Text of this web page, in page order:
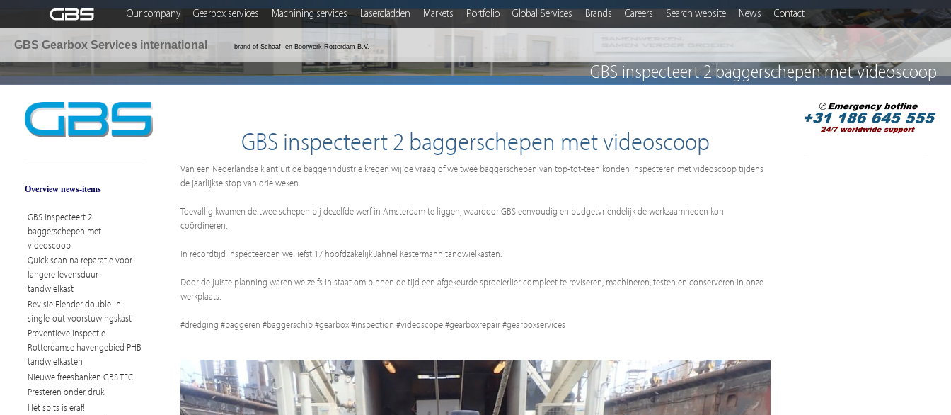
Our company Gearbox services Machining services Lasercladden Markets Portfolio Global Services Brands Careers Search website News Contact
GBS Gearbox Services international brand of Schaaf- en Boorwerk Rotterdam B.V.
Overview news-items
GBS inspecteert 2
baggerschepen met
videoscoop
Quick scan na reparatie voor
langere levensduur
tandwielkast
Revisie Flender double-in-
single-out voorstuwingskast
Preventieve inspectie
Rotterdamse havengebied PHB
tandwielkasten
Nieuwe freesbanken GBS TEC
Presteren onder druk
Het spits is eraf!
GBS inspecteert 2 baggerschepen met videoscoop
GBS inspecteert 2 baggerschepen met videoscoop
Van een Nederlandse klant uit de baggerindustrie kregen wij de vraag of we twee baggerschepen van top-tot-teen konden inspecteren met videoscoop tijdens
de jaarlijkse stop van drie weken.
Toevallig kwamen de twee schepen bij dezelfde werf in Amsterdam te liggen, waardoor GBS eenvoudig en budgetvriendelijk de werkzaamheden kon
coördineren.
In recordtijd inspecteerden we liefst 17 hoofdzakelijk Jahnel Kestermann tandwielkasten.
Door de juiste planning waren we zelfs in staat om binnen de tijd een afgekeurde sproeierlier compleet te reviseren, machineren, testen en conserveren in onze
werkplaats.
#dredging #baggeren #baggerschip #gearbox #inspection #videoscope #gearboxrepair #gearboxservices